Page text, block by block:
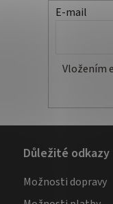
E-mail
Vložením
Důležité odkazy
Možnosti dopravy